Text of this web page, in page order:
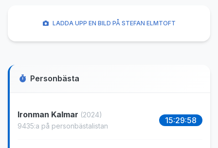
Personbästa
Ironman Kalmar (2024)
9435:a på personbästalistan
15:29:58
LADDA UPP EN BILD PÅ STEFAN ELMTOFT